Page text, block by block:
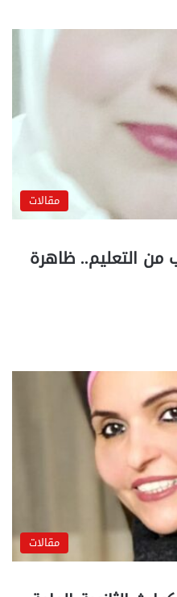
مقالات
من التعليم.. ظاهرة
مقالات